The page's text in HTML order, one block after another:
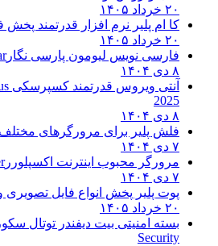
۲۰ خرداد ۱۴۰۵
کا ام پلیر نرم افزار قدرتمند پخش
۲۰ خرداد ۱۴۰۵
فارسی نویس لیومون پارسی نگار
۸ دی ۱۴۰۴
آنتی ویروس قدرتمند کسپرسکی 2025
2025
۸ دی ۱۴۰۴
فلش پلیر برای مرورگرهای
۷ دی ۱۴۰۴
مرورگر محبوب اینترنت اکسپلورر
۷ دی ۱۴۰۴
پوت پلیر پخش انواع فایل
۲۰ خرداد ۱۴۰۵
بسته امنیتی بیت دیفندر توتال
Security